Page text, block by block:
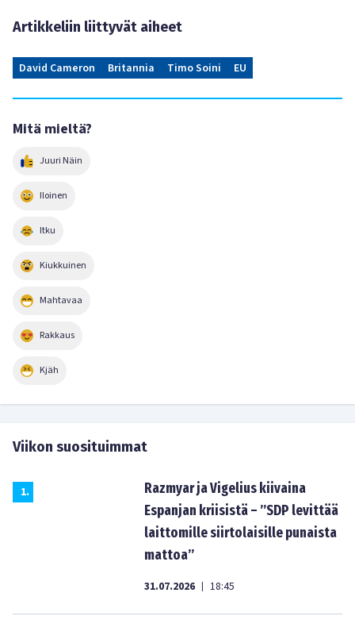
Artikkeliin liittyvät aiheet
David Cameron Britannia Timo Soini EU
Mitä mieltä?
Juuri Näin
Iloinen
Itku
Kiukkuinen
Mahtavaa
Rakkaus
Kjäh
Viikon suosituimmat
1.
Razmyar ja Vigelius kiivaina
Espanjan kriisistä – ”SDP levittää
laittomille siirtolaisille punaista
mattoa”
31.07.2026 | 18:45